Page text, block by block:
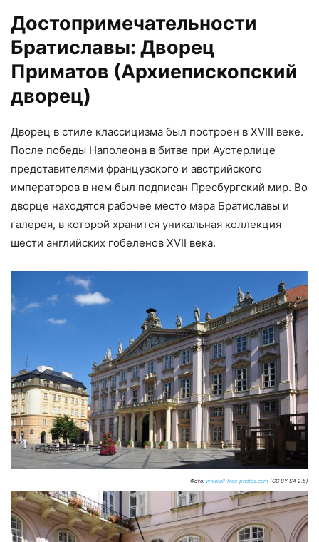
Достопримечательности
Братиславы: Дворец
Приматов (Архиепископский
дворец)
Дворец в стиле классицизма был построен в XVIII веке.
После победы Наполеона в битве при Аустерлице
представителями французского и австрийского
императоров в нем был подписан Пресбургский мир. Во
дворце находятся рабочее место мэра Братиславы и
галерея, в которой хранится уникальная коллекция
шести английских гобеленов XVII века.
Фото: www.all-free-photos.com (CC BY-SA 2.5)